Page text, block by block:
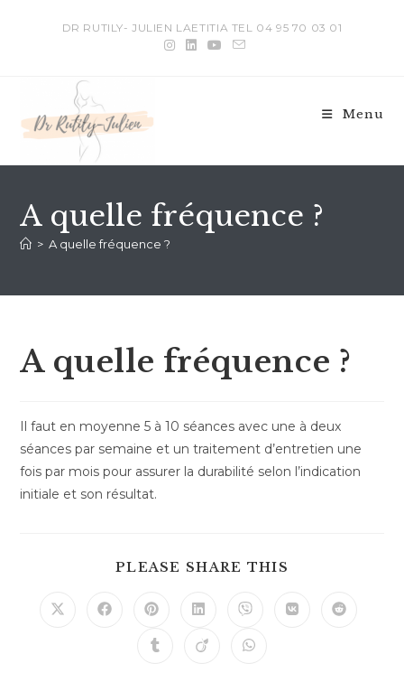
DR RUTILY- JULIEN LAETITIA TEL 04 95 70 03 01
Menu
A quelle fréquence ?
> A quelle fréquence ?
A quelle fréquence ?
Il faut en moyenne 5 à 10 séances avec une à deux
séances par semaine et un traitement d’entretien une
fois par mois pour assurer la durabilité selon l’indication
initiale et son résultat.
PLEASE SHARE THIS